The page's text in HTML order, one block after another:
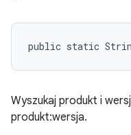
public static
Wyszukaj produkt i
produkt:wersja.